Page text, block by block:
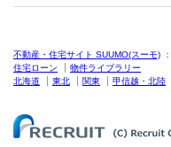
不動産・住宅サイト SUUMO(スーモ) ：
住宅ローン
物件ライブラリー
北海道
東北 関東 甲信越・北陸